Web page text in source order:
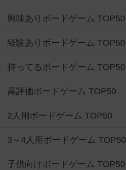
興味ありボードゲーム TOP50
経験ありボードゲーム TOP50
持ってるボードゲーム TOP50
高評価ボードゲーム TOP50
2人用ボードゲーム TOP50
3～4人用ボードゲーム TOP50
子供向けボードゲーム TOP50